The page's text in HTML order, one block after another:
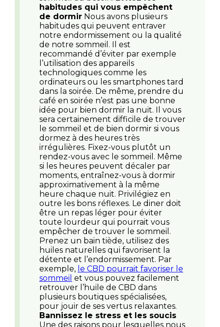
habitudes qui vous empêchent
de dormir Nous avons plusieurs
habitudes qui peuvent entraver
notre endormissement ou la qualité
de notre sommeil. Il est
recommandé d’éviter par exemple
l’utilisation des appareils
technologiques comme les
ordinateurs ou les smartphones tard
dans la soirée. De même, prendre du
café en soirée n’est pas une bonne
idée pour bien dormir la nuit. Il vous
sera certainement difficile de trouver
le sommeil et de bien dormir si vous
dormez à des heures très
irrégulières. Fixez-vous plutôt un
rendez-vous avec le sommeil. Même
si les heures peuvent décaler par
moments, entraînez-vous à dormir
approximativement à la même
heure chaque nuit. Privilégiez en
outre les bons réflexes. Le diner doit
être un repas léger pour éviter
toute lourdeur qui pourrait vous
empêcher de trouver le sommeil.
Prenez un bain tiède, utilisez des
huiles naturelles qui favorisent la
détente et l’endormissement. Par
exemple, le CBD pourrait favoriser le
sommeil et vous pouvez facilement
retrouver l’huile de CBD dans
plusieurs boutiques spécialisées,
pour jouir de ses vertus relaxantes.
Bannissez le stress et les soucis
Une des raisons pour lesquelles nous